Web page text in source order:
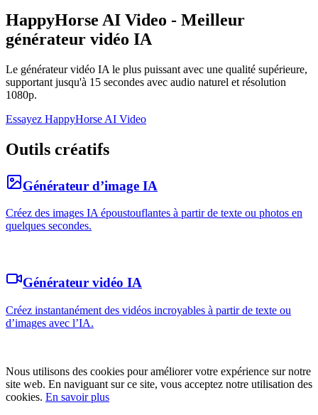
HappyHorse AI Video - Meilleur
générateur vidéo IA
Le générateur vidéo IA le plus puissant avec une qualité supérieure,
supportant jusqu'à 15 secondes avec audio naturel et résolution
1080p.
Essayez HappyHorse AI Video
Outils créatifs
Générateur d’image IA
Créez des images IA époustouflantes à partir de texte ou photos en
quelques secondes.
Générateur vidéo IA
Créez instantanément des vidéos incroyables à partir de texte ou
d’images avec l’IA.
Nous utilisons des cookies pour améliorer votre expérience sur notre
site web. En naviguant sur ce site, vous acceptez notre utilisation des
cookies. En savoir plus